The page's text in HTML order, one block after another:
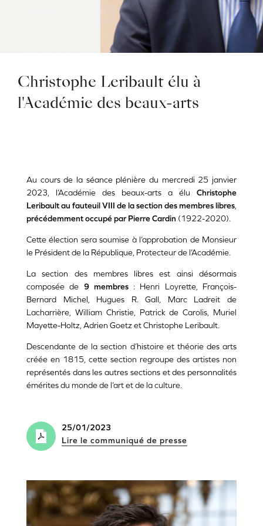
Christophe Leribault élu à
l'Académie des beaux-arts
Au cours de la séance plénière du mercredi 25 janvier
2023, l’Académie des beaux-arts a élu Christophe
Leribault au fauteuil VIII de la section des membres libres,
précédemment occupé par Pierre Cardin (1922-2020).
Cette élection sera soumise à l’approbation de Monsieur
le Président de la République, Protecteur de l’Académie.
La section des membres libres est ainsi désormais
composée de 9 membres: Henri Loyrette, François-
Bernard Michel, Hugues R. Gall, Marc Ladreit de
Lacharrière, William Christie, Patrick de Carolis, Muriel
Mayette-Holtz, Adrien Goetz et Christophe Leribault.
Descendante de la section d’histoire et théorie des arts
créée en 1815, cette section regroupe des artistes non
représentés dans les autres sections et des personnalités
émérites du monde de l’art et de la culture.
25/01/2023
Lire le communiqué de presse